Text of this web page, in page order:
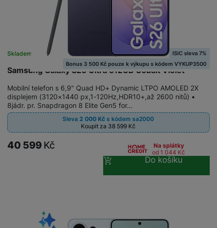
Samsung Galaxy S26 Ultra 512GB Cobalt Violet
Skladem
ISIC sleva 7%
Bonus 3 500 Kč pouze k výkupu s kódem VYKUP3500
Mobilní telefon s 6,9" Quad HD+ Dynamic LTPO AMOLED 2X
displejem (3120×1440 px,1-120Hz,HDR10+,až 2600 nitů) •
8jádr. pr. Snapdragon 8 Elite Gen5 for…
Sleva2 000Kč s kódemsa2000
Koupit za 38 599 Kč
40 599 Kč
Na splátky
od 1 044 Kč
Do košíku